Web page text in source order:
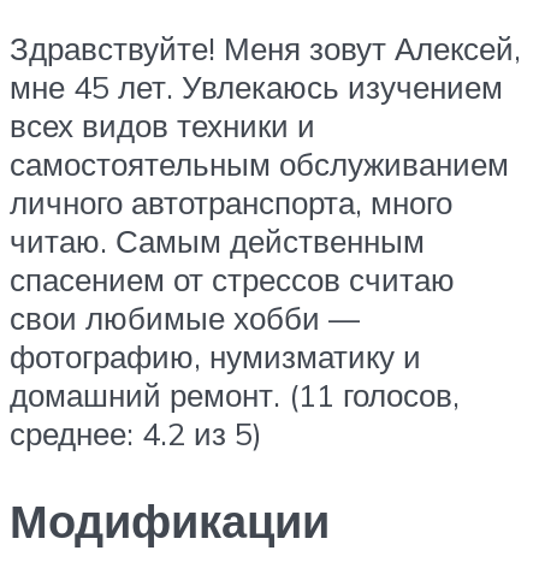
Здравствуйте! Меня зовут Алексей,
мне 45 лет. Увлекаюсь изучением
всех видов техники и
самостоятельным обслуживанием
личного автотранспорта, много
читаю. Самым действенным
спасением от стрессов считаю
свои любимые хобби —
фотографию, нумизматику и
домашний ремонт. (11 голосов,
среднее: 4.2 из 5)
Модификации